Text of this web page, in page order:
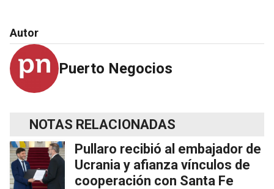
Autor
Puerto Negocios
NOTAS RELACIONADAS
Pullaro recibió al embajador de
Ucrania y afianza vínculos de
cooperación con Santa Fe